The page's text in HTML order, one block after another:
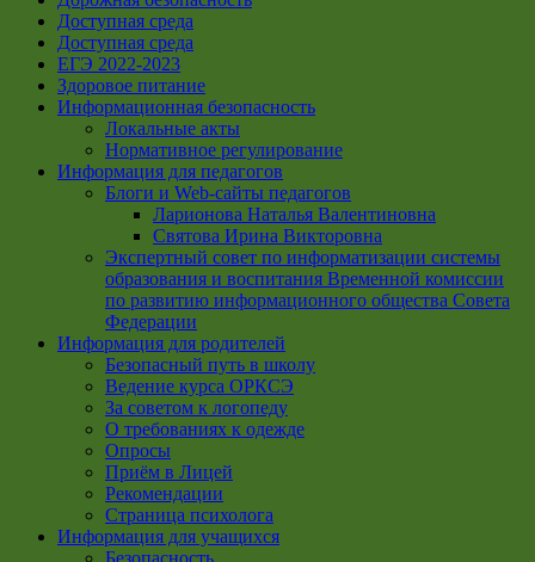
Доступная среда
Доступная среда
ЕГЭ 2022-2023
Здоровое питание
Информационная безопасность
Локальные акты
Нормативное регулирование
Информация для педагогов
Блоги и Web-сайты педагогов
Ларионова Наталья Валентиновна
Святова Ирина Викторовна
Экспертный совет по информатизации системы
образования и воспитания Временной комиссии
по развитию информационного общества Совета
Федерации
Информация для родителей
Безопасный путь в школу
Ведение курса ОРКСЭ
За советом к логопеду
О требованиях к одежде
Опросы
Приём в Лицей
Рекомендации
Страница психолога
Информация для учащихся
Безопасность